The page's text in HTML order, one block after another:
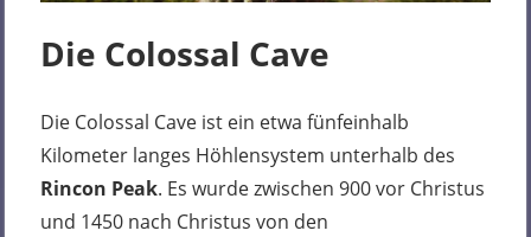
Die Colossal Cave
Die Colossal Cave ist ein etwa fünfeinhalb
Kilometer langes Höhlensystem unterhalb des
Rincon Peak. Es wurde zwischen 900 vor Christus
und 1450 nach Christus von den